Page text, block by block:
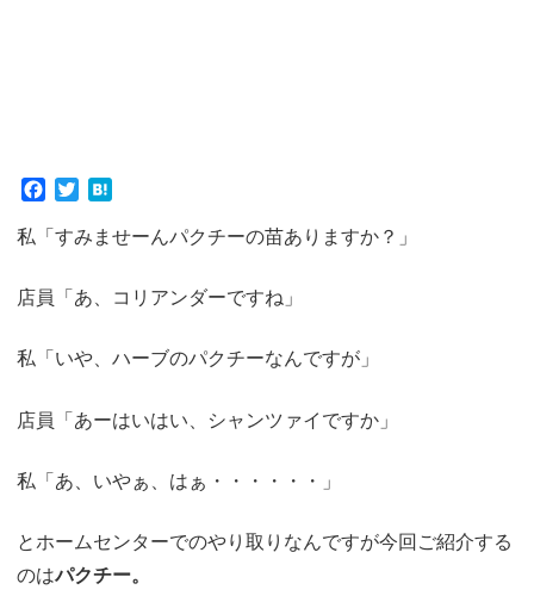
c
b
o
k
i
e
t
a
私「すみませーんパクチーの苗ありますか？」
店員「あ、コリアンダーですね」
私「いや、ハーブのパクチーなんですが」
店員「あーはいはい、シャンツァイですか」
私「あ、いやぁ、はぁ・・・・・・」
とホームセンターでのやり取りなんですが今回ご紹介する
のはパクチー。